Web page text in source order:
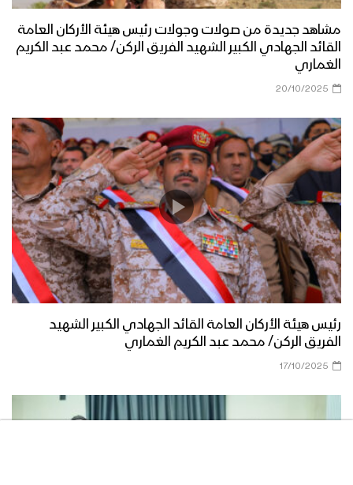
مشاهد جديدة من صولات وجولات رئيس هيئة الأركان العامة
القائد الجهادي الكبير الشهيد الفريق الركن/ محمد عبد الكريم
الغماري
20/10/2025
رئيس هيئة الأركان العامة القائد الجهادي الكبير الشهيد
الفريق الركن/ محمد عبد الكريم الغماري
17/10/2025